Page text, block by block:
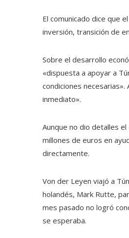
El comunicado dice que
inversión, transición de
Sobre el desarrollo
«dispuesta a apoyar a
condiciones
inmediato».
Aunque no dio detalles
millones de euros en
directamente.
Von der Leyen viajó a
holandés, Mark Rutte,
mes pasado no logró
se esperaba.